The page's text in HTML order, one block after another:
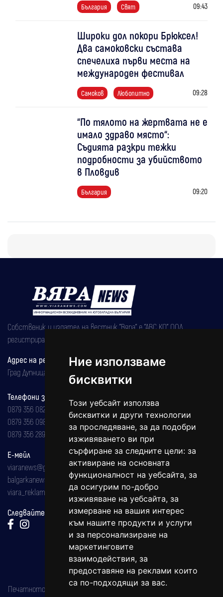
Ние използваме
бисквитки
Този уебсайт използва
бисквитки и други технологии
за проследяване, за да подобри
изживяването ви при
сърфиране за следните цели: за
активиране на основната
функционалност на уебсайта, за
да осигурим по-добро
изживяване на уебсайта, за
измерване на вашия интерес
към нашите продукти и услуги
и за персонализиране на
маркетинговите
взаимодействия, за
предоставяне на реклами които
са по-подходящи за вас.
България Свят 09:43
Широки дол покори Брюксел!
Два самоковски състава
спечелиха първи места на
международен фестивал
Самоков Любопитно 09:28
“По тялото на жертвата не е
имало здраво място“:
Съдията разкри тежки
подробности за убийството
в Пловдив
България 09:20
Собственик и издател на вестник "Вяра" е "АВС КО" ООД,
регистрирана на 08.05.2002 година.
Адрес на редакцията
Град Дупница, ул.''Христо Ботев" 43
Телефони за реклама и абонаменти
0879 356 082
0879 356 098
0879 356 289
Е-мейл
viaranews@gmail.com
balgarkanews@gmail.com
viara_reklama@mail.bg
Следвайте ни:
Печатното издание на вестника е регистрирано в националния